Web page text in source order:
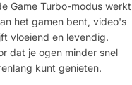
Game Turbo-modus werkt
het gamen bent, video's
vloeiend en levendig.
dat je ogen minder snel
kunt genieten.